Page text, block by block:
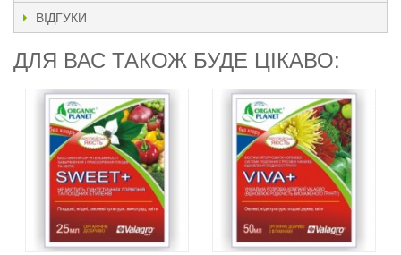
ВІДГУКИ
ДЛЯ ВАС ТАКОЖ БУДЕ ЦІКАВО: